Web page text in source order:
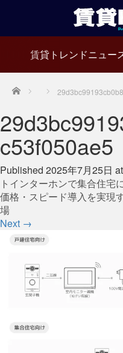
賃貸トレンドニュー
Home
c53f050ae5
Published 2025年7月25日 at
トインターホンで集合住
価格・スピード導入を実現
場
Next →